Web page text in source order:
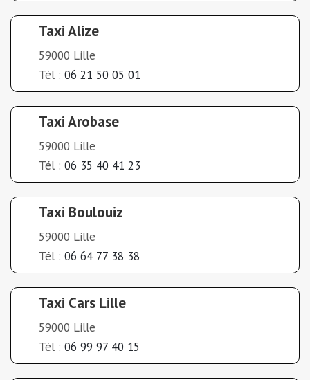
Taxi Alize
59000 Lille
Tél : 06 21 50 05 01
Taxi Arobase
59000 Lille
Tél : 06 35 40 41 23
Taxi Boulouiz
59000 Lille
Tél : 06 64 77 38 38
Taxi Cars Lille
59000 Lille
Tél : 06 99 97 40 15